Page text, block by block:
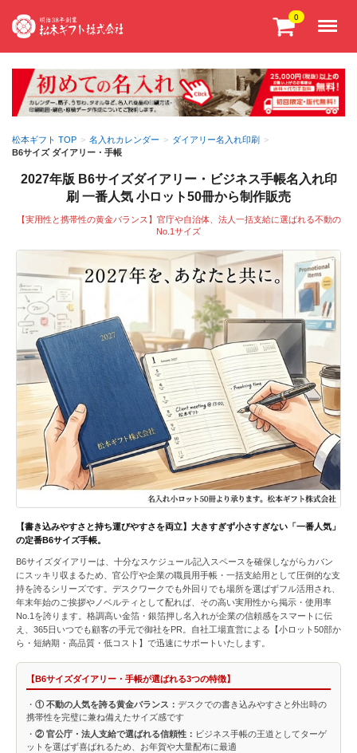
0
松本ギフト TOP > 名入れカレンダー > ダイアリー名入れ印刷
>
B6サイズ ダイアリー・手帳
2027年版 B6サイズダイアリー・ビジネス手帳名入れ印
刷 一番人気 小ロット50冊から制作販売
【実用性と携帯性の黄金バランス】官庁や自治体、法人一括支給に選ばれる不動の
No.1サイズ
【書き込みやすさと持ち運びやすさを両立】大きすぎず小さすぎない「一番人気」
の定番B6サイズ手帳。
B6サイズダイアリーは、十分なスケジュール記入スペースを確保しながらカバン
にスッキリ収まるため、官公庁や企業の職員用手帳・一括支給用として圧倒的な支
持を誇るシリーズです。デスクワークでも外回りでも場所を選ばずフル活用され、
年末年始のご挨拶やノベルティとして配れば、その高い実用性から掲示・使用率
No.1を誇ります。格調高い金箔・銀箔押し名入れが企業の信頼感をスマートに伝
え、365日いつでも顧客の手元で御社をPR。自社工場直営による【小ロット50部か
ら・短納期・高品質・低コスト】で迅速にサポートいたします。
【B6サイズダイアリー・手帳が選ばれる3つの特徴】
・ ① 不動の人気を誇る黄金バランス： デスクでの書き込みやすさと外出時の
携帯性を完璧に兼ね備えたサイズ感です
・ ② 官公庁・法人支給で選ばれる信頼性： ビジネス手帳の王道としてターゲ
ットを選ばず喜ばれるため、お年賀や大量配布に最適